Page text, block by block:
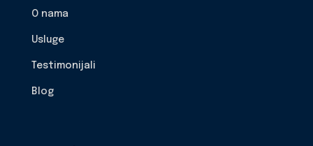
O nama
Usluge
Testimonijali
Blog